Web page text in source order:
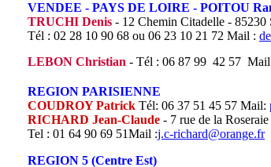
VENDEE - PAYS DE LOIRE - POITOU
TRUCHI Denis - 12 Chemin Citadelle - 85230
Tél : 02 28 10 90 68 ou 06 23 10 21 72 Mail :
LEBON Christian - Tél : 06 87 99 42 57
REGION PARISIENNE
COUDROY Patrick Tél: 06 37 51 45 57 Mail:
RICHARD Jean-Claude - 7 rue de la
Tel : 01 64 90 69 51Mail :j.c-richard@orange.fr
REGION 5 (Centre Est)